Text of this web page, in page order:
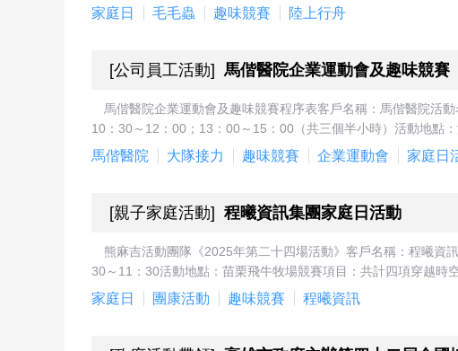
家庭日 毛毛蟲 趣味競賽 陸上行舟
[公司員工活動] 馬偕醫院企業運動會及趣味競賽
馬偕醫院企業運動會及趣味競賽程序表客戶名稱：馬偕醫院活
10：30～12：00；13：00～15：00（共三個半小時）活動地點：
馬偕醫院 大隊接力 趣味競賽 企業運動會 家庭日
[親子家庭活動] 程曦資訊集團家庭日活動
熊麻吉活動團隊《2025年第二十四場活動》客戶名稱：程曦資
30～11：30活動地點：苗栗飛牛牧場競賽項目：共計四項穿越時
家庭日 團康活動 趣味競賽 程曦資訊